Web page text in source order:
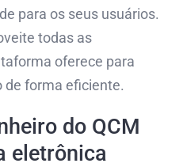
para os seus usuários.
todas as
oferece para
de forma eficiente.
do QCM
eletrônica